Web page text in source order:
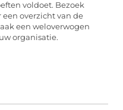
voldoet. Bezoek
overzicht van de
een weloverwogen
organisatie.